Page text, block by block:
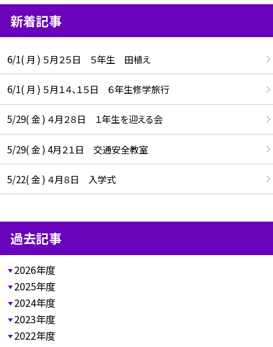
新着記事
6/1( 月 ) ５月２５日 ５年生 田植え
6/1( 月 ) ５月１４、１５日 ６年生修学旅行
5/29( 金 ) ４月２８日 １年生を迎える会
5/29( 金 ) 4月２１日 交通安全教室
5/22( 金 ) ４月８日 入学式
過去記事
2026年度
2025年度
2024年度
2023年度
2022年度